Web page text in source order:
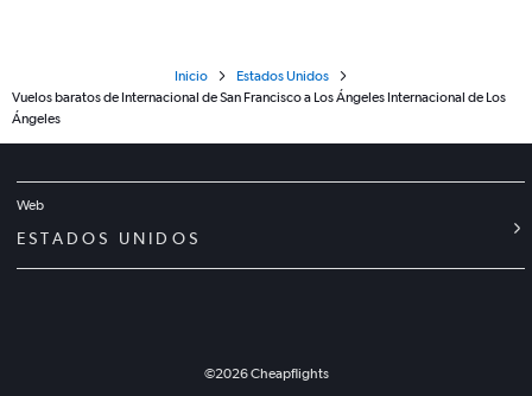
Inicio
Estados Unidos
Vuelos baratos de Internacional de San Francisco a Los Ángeles Internacional de Los
Ángeles
Web
ESTADOS UNIDOS
©2026Cheapflights